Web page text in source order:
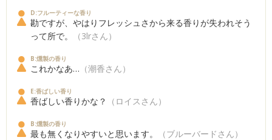
D:フルーティーな香り
勘ですが、やはりフレッシュさから来る香りが失われそう
って所で。
（3lrさん）
B:燻製の香り
これかなあ… （潮香さん）
E:香ばしい香り
香ばしい香りかな？ （ロイスさん）
B:燻製の香り
最も無くなりやすいと思います。 （ブルーバードさん）